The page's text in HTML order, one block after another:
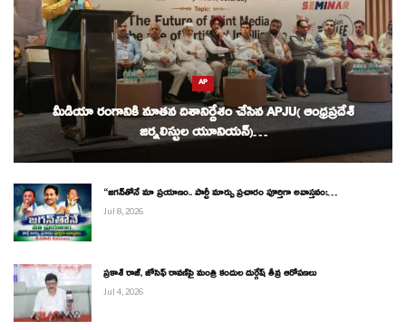
AP
మీడియా రంగానికి నూతన దిశానిర్దేశం చేసిన APJU( ఆంధ్రప్రదేశ్
జర్నలిస్టుల యూనియన్)…
“జగన్‌తోనే మా ప్రయాణం.. పార్టీ మార్పు ప్రచారం పూర్తిగా అవాస్తవం:…
Jul 8, 2026
ప్రకాశ్ రాజ్, జోసెఫ్ రావణ్‌పై మంత్రి కందుల దుర్గేష్ తీవ్ర ఆరోపణలు
Jul 4, 2026